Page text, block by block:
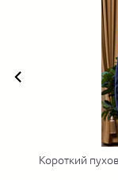
Короткий